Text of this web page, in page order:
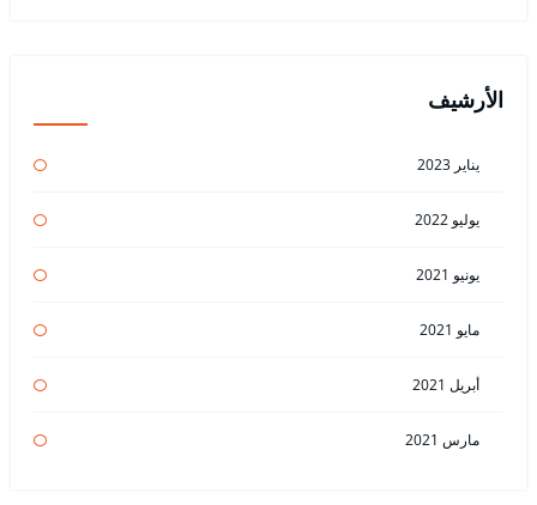
الأرشيف
يناير 2023
يوليو 2022
يونيو 2021
مايو 2021
أبريل 2021
مارس 2021